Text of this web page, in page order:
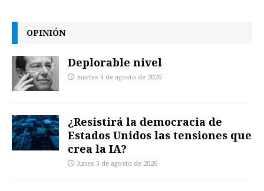
OPINIÓN
Deplorable nivel
martes 4 de agosto de 2026
¿Resistirá la democracia de
Estados Unidos las tensiones que
crea la IA?
lunes 3 de agosto de 2026